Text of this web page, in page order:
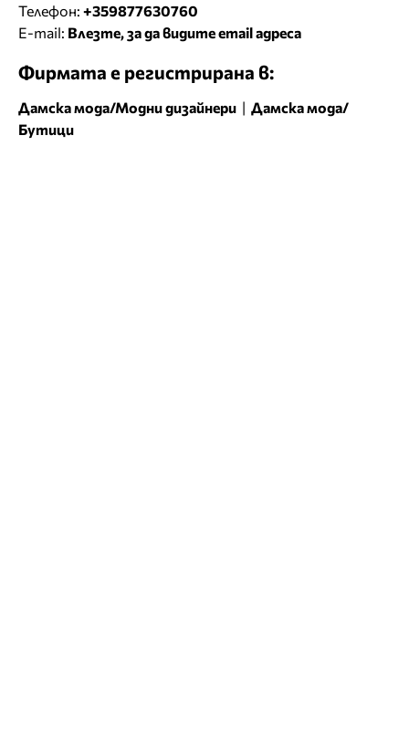
Телефон: +359877630760
E-mail: Влезте, за да видите email адреса
Фирмата е регистрирана в:
Дамска мода/Модни дизайнери | Дамска мода/
Бутици